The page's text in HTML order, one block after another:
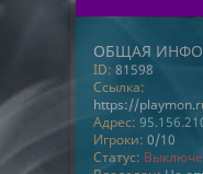
ОБЩАЯ
ID: 81598
Ссылка:
https://
Адрес:
Игроки: 0/10
Статус: